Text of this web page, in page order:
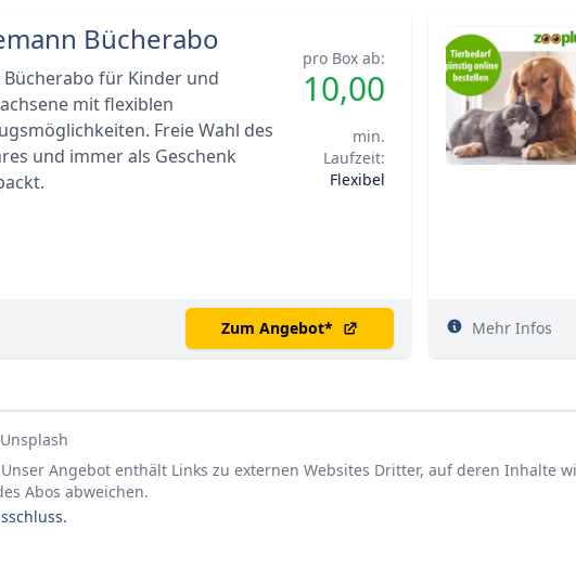
Bücherabo
Bücherabo für Kinder und
mit flexiblen
Freie Wahl des
und immer als Geschenk
pro Box ab:
10,00
min.
Laufzeit:
Flexibel
Zum Angebot* Mehr Infos
Unsplash
Angebot enthält Links zu externen Websites Dritter, auf deren Inhalte
Abos abweichen.